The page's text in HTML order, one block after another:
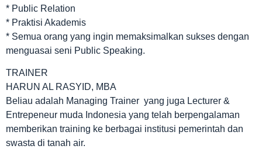
* Public Relation
* Praktisi Akademis
* Semua orang yang ingin memaksimalkan sukses dengan
menguasai seni Public Speaking.
TRAINER
HARUN AL RASYID, MBA
Beliau adalah Managing Trainer yang juga Lecturer &
Entrepeneur muda Indonesia yang telah berpengalaman
memberikan training ke berbagai institusi pemerintah dan
swasta di tanah air.